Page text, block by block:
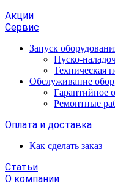
Акции
Сервис
Запуск
Пуско-
Техническая
Обслуживание
Гарантийное
Ремонтные
Оплата и доставка
Как сделать заказ
Статьи
О компании